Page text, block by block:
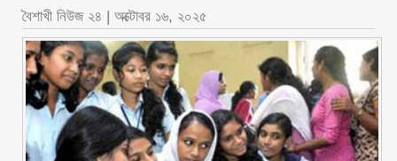
বৈশাখী নিউজ ২৪ | অক্টোবর ১৬, ২০২৫